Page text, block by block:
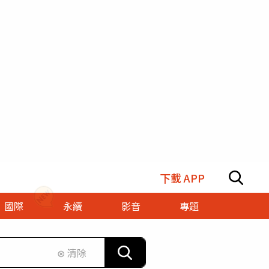
下載 APP
國際 永續 影音
專題
⊗ 清除